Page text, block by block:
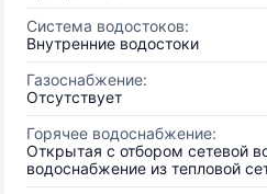
Система водостоков:
Внутренние водостоки
Газоснабжение:
Отсутствует
Горячее водоснабжение:
Открытая с отбором сетевой
водоснабжение из тепловой